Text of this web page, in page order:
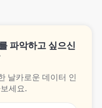
파악하고 싶으신
날카로운 데이터 인
세요.